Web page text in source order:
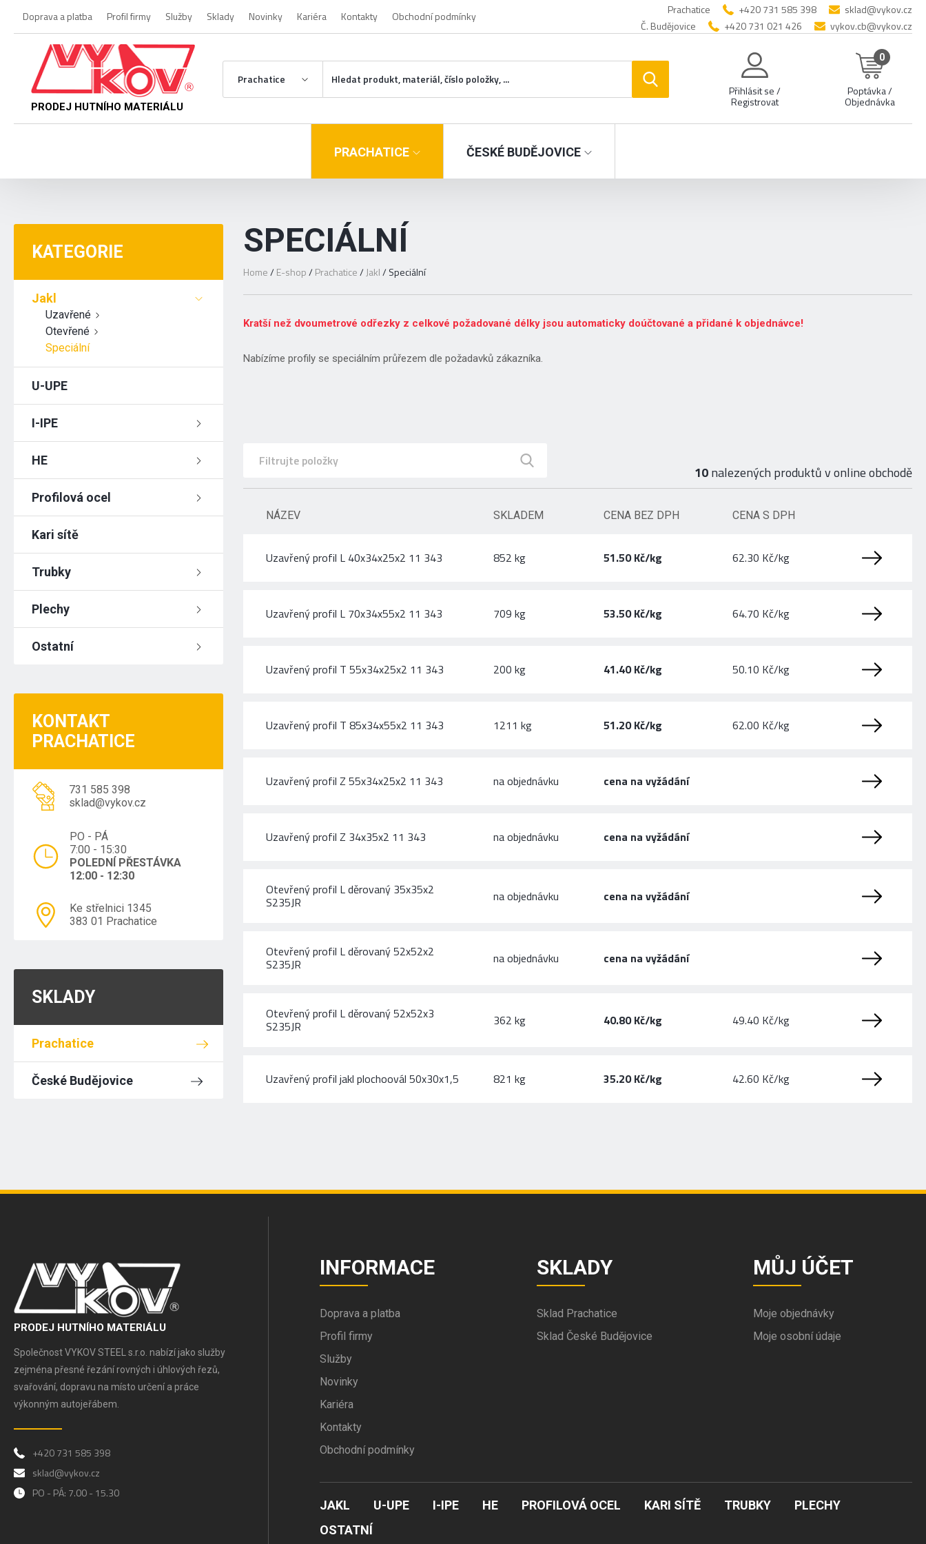
Doprava a platba Profil firmy Služby Sklady Novinky Kariéra Kontakty Obchodní podmínky Prachatice +420 731 585 398
sklad@vykov.cz
Č. Budějovice
+420 731 021 426 vykov.cb@vykov.cz
PRODEJ HUTNÍHO MATERIÁLU
Prachatice
Přihlásit se /
Registrovat
0
Poptávka /
Objednávka
PRACHATICE ČESKÉ BUDĚJOVICE
KATEGORIE
Jakl
Uzavřené
Otevřené
Speciální
U-UPE
I-IPE
HE
Profilová ocel
Kari sítě
Trubky
Plechy
Ostatní
KONTAKT
PRACHATICE
731 585 398
sklad@vykov.cz
PO - PÁ
7:00 - 15:30
POLEDNÍ PŘESTÁVKA
12:00 - 12:30
Ke střelnici 1345
383 01 Prachatice
SKLADY
Prachatice
České Budějovice
SPECIÁLNÍ
Home/ E-shop/ Prachatice/ Jakl/ Speciální
Kratší než dvoumetrové odřezky z celkové požadované délky jsou automaticky doúčtované a přidané k objednávce!
Nabízíme profily se speciálním průřezem dle požadavků zákazníka.
10nalezených produktů v online obchodě
NÁZEV SKLADEM CENA BEZ DPH CENA S DPH
Uzavřený profil L 40x34x25x2 11 343 852 kg 51.50 Kč/kg 62.30 Kč/kg
Uzavřený profil L 70x34x55x2 11 343 709 kg 53.50 Kč/kg 64.70 Kč/kg
Uzavřený profil T 55x34x25x2 11 343 200 kg 41.40 Kč/kg 50.10 Kč/kg
Uzavřený profil T 85x34x55x2 11 343 1211 kg 51.20 Kč/kg 62.00 Kč/kg
Uzavřený profil Z 55x34x25x2 11 343 na objednávku cena na vyžádání
Uzavřený profil Z 34x35x2 11 343 na objednávku cena na vyžádání
Otevřený profil L děrovaný 35x35x2
S235JR na objednávku cena na vyžádání
Otevřený profil L děrovaný 52x52x2
S235JR na objednávku cena na vyžádání
Otevřený profil L děrovaný 52x52x3
S235JR 362 kg 40.80 Kč/kg 49.40 Kč/kg
Uzavřený profil jakl plochoovál 50x30x1,5 821 kg 35.20 Kč/kg 42.60 Kč/kg
PRODEJ HUTNÍHO MATERIÁLU
Společnost VYKOV STEEL s.r.o. nabízí jako služby
zejména přesné řezání rovných i úhlových řezů,
svařování, dopravu na místo určení a práce
výkonným autojeřábem.
+420 731 585 398
sklad@vykov.cz
PO - PÁ: 7.00 - 15.30
INFORMACE
Doprava a platba
Profil firmy
Služby
Novinky
Kariéra
Kontakty
Obchodní podmínky
SKLADY
Sklad Prachatice
Sklad České Budějovice
MŮJ ÚČET
Moje objednávky
Moje osobní údaje
JAKL U-UPE I-IPE HE PROFILOVÁ OCEL KARI SÍTĚ TRUBKY
PLECHY
OSTATNÍ